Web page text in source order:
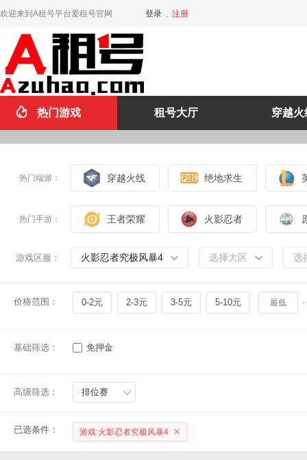
欢迎来到A租号平台爱租号官网 登录 , 注册
热门游戏 租号大厅 穿越火
热门端游： 穿越火线 绝地求生
热门手游： 王者荣耀 火影忍者
游戏区服： 火影忍者究极风暴4 选择大区 选
价格范围： 0-2元 2-3元 3-5元 5-10元 -
基础筛选： 免押金
高级筛选： 排位赛
已选条件： 游戏:火影忍者究极风暴4